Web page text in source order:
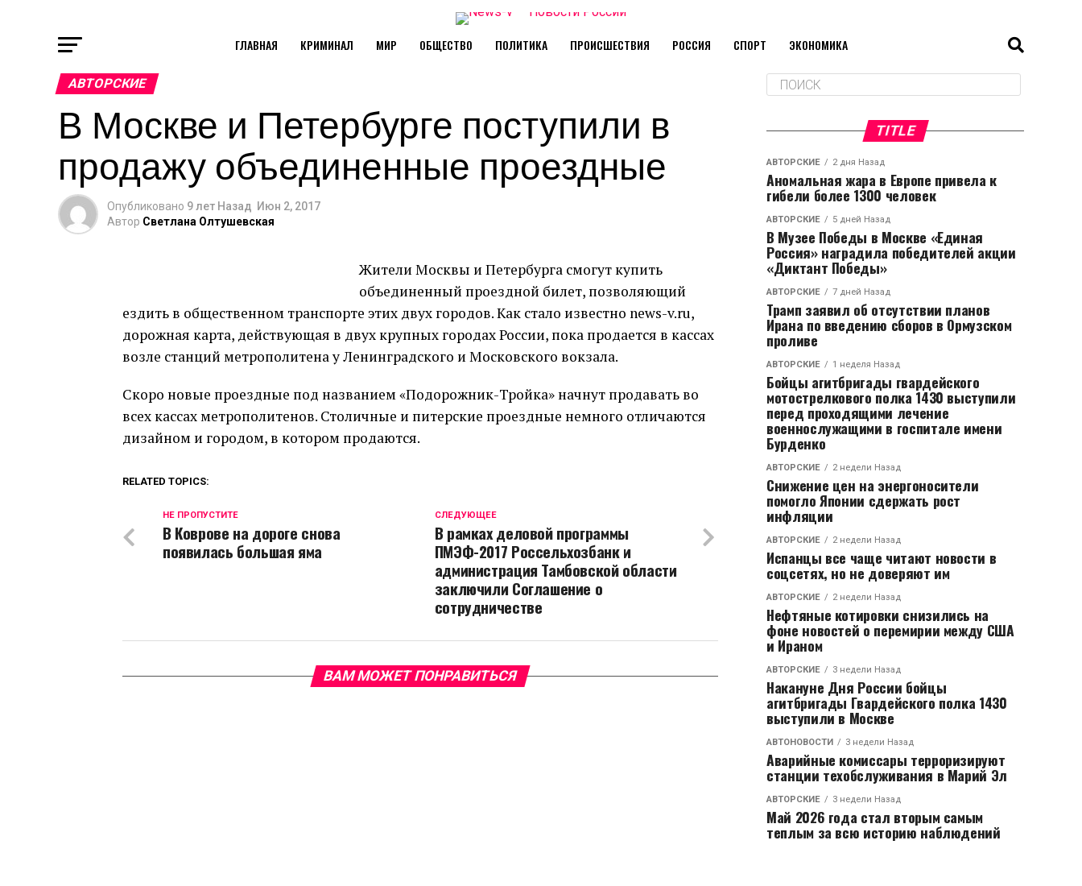
ГЛАВНАЯ КРИМИНАЛ МИР ОБЩЕСТВО ПОЛИТИКА ПРОИСШЕСТВИЯ РОССИЯ СПОРТ ЭКОНОМИКА
АВТОРСКИЕ
В Москве и Петербурге поступили в
продажу объединенные проездные
Опубликовано 9 лет Назад Июн 2, 2017
Автор Светлана Олтушевская
Жители Москвы и Петербурга смогут купить
объединенный проездной билет, позволяющий
ездить в общественном транспорте этих двух городов. Как стало известно news-v.ru,
дорожная карта, действующая в двух крупных городах России, пока продается в кассах
возле станций метрополитена у Ленинградского и Московского вокзала.
Скоро новые проездные под названием «Подорожник-Тройка» начнут продавать во
всех кассах метрополитенов. Столичные и питерские проездные немного отличаются
дизайном и городом, в котором продаются.
RELATED TOPICS:
CЛЕДУЮЩЕЕ
В рамках деловой программы
ПМЭФ-2017 Россельхозбанк и
администрация Тамбовской области
заключили Соглашение о
сотрудничестве
НЕ ПРОПУСТИТЕ
В Коврове на дороге снова
появилась большая яма
ВАМ МОЖЕТ ПОНРАВИТЬСЯ
TITLE
АВТОРСКИЕ 2 дня Назад
Аномальная жара в Европе привела к
гибели более 1300 человек
АВТОРСКИЕ 5 дней Назад
В Музее Победы в Москве «Единая
Россия» наградила победителей акции
«Диктант Победы»
АВТОРСКИЕ 7 дней Назад
Трамп заявил об отсутствии планов
Ирана по введению сборов в Ормузском
проливе
АВТОРСКИЕ 1 неделя Назад
Бойцы агитбригады гвардейского
мотострелкового полка 1430 выступили
перед проходящими лечение
военнослужащими в госпитале имени
Бурденко
АВТОРСКИЕ 2 недели Назад
Снижение цен на энергоносители
помогло Японии сдержать рост
инфляции
АВТОРСКИЕ 2 недели Назад
Испанцы все чаще читают новости в
соцсетях, но не доверяют им
АВТОРСКИЕ 2 недели Назад
Нефтяные котировки снизились на
фоне новостей о перемирии между США
и Ираном
АВТОРСКИЕ 3 недели Назад
Накануне Дня России бойцы
агитбригады Гвардейского полка 1430
выступили в Москве
АВТОНОВОСТИ 3 недели Назад
Аварийные комиссары терроризируют
станции техобслуживания в Марий Эл
АВТОРСКИЕ 3 недели Назад
Май 2026 года стал вторым самым
теплым за всю историю наблюдений